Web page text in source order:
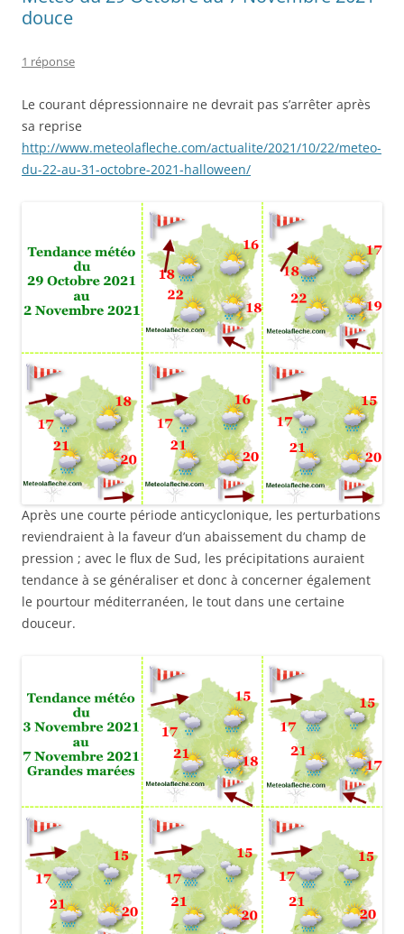
douce
1 réponse
Le courant dépressionnaire ne devrait pas s’arrêter après
sa reprise
http://www.meteolafleche.com/actualite/2021/10/22/meteo-
du-22-au-31-octobre-2021-halloween/
Après une courte période anticyclonique, les perturbations
reviendraient à la faveur d’un abaissement du champ de
pression ; avec le flux de Sud, les précipitations auraient
tendance à se généraliser et donc à concerner également
le pourtour méditerranéen, le tout dans une certaine
douceur.